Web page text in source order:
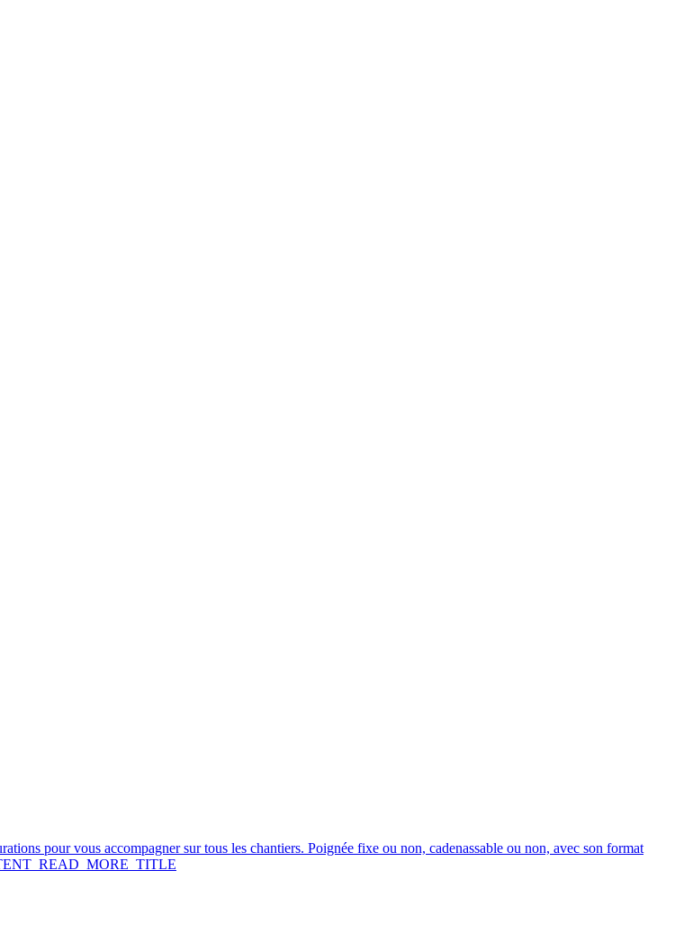
pour vous accompagner sur tous les chantiers. Poignée fixe ou non, cadenassable ou non, avec son format